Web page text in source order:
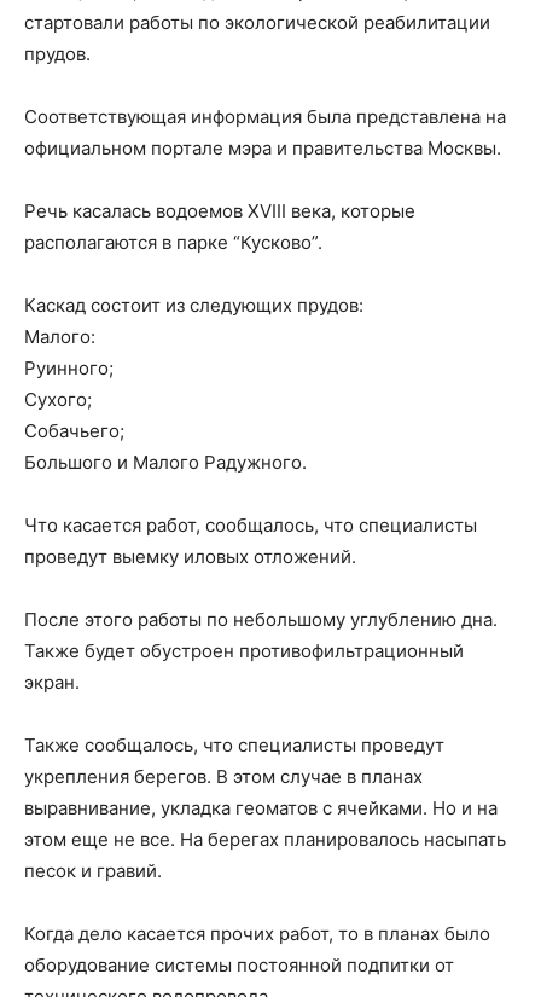
стартовали работы по экологической реабилитации
прудов.
Соответствующая информация была представлена на
официальном портале мэра и правительства Москвы.
Речь касалась водоемов XVIII века, которые
располагаются в парке “Кусково”.
Каскад состоит из следующих прудов:
Малого:
Руинного;
Сухого;
Собачьего;
Большого и Малого Радужного.
Что касается работ, сообщалось, что специалисты
проведут выемку иловых отложений.
После этого работы по небольшому углублению дна.
Также будет обустроен противофильтрационный
экран.
Также сообщалось, что специалисты проведут
укрепления берегов. В этом случае в планах
выравнивание, укладка геоматов с ячейками. Но и на
этом еще не все. На берегах планировалось насыпать
песок и гравий.
Когда дело касается прочих работ, то в планах было
оборудование системы постоянной подпитки от